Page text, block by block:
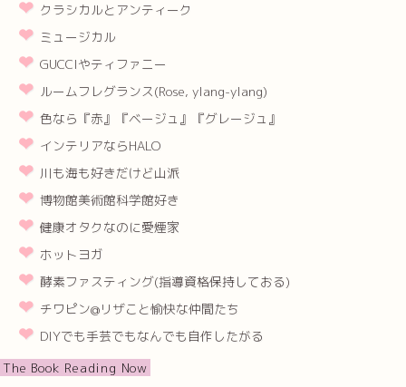
クラシカルとアンティーク
ミュージカル
GUCCIやティファニー
ルームフレグランス(Rose, ylang-ylang)
色なら『赤』『ベージュ』『グレージュ』
インテリアならHALO
川も海も好きだけど山派
博物館美術館科学館好き
健康オタクなのに愛煙家
ホットヨガ
酵素ファスティング(指導資格保持しておる)
チワピン@リザこと愉快な仲間たち
DIYでも手芸でもなんでも自作したがる
The Book Reading Now